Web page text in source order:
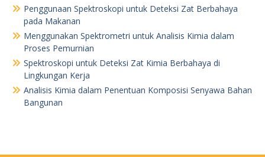
Penggunaan Spektroskopi untuk Deteksi Zat Berbahaya
pada Makanan
Menggunakan Spektrometri untuk Analisis Kimia dalam
Proses Pemurnian
Spektroskopi untuk Deteksi Zat Kimia Berbahaya di
Lingkungan Kerja
Analisis Kimia dalam Penentuan Komposisi Senyawa Bahan
Bangunan